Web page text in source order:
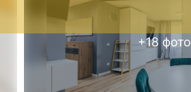
+18 фото